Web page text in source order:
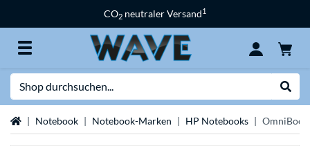
CO2 neutraler Versand1
StartseiteNotebook Notebook-Marken HP Notebooks